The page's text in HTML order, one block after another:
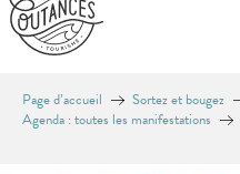
Page d’accueil Sortez et bougez
Agenda : toutes les manifestations